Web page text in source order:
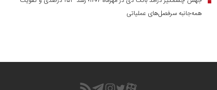
همه‌جانبه سرفصل‌های عملیاتی